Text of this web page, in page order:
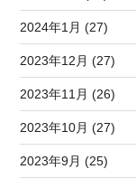
2024年1月 (27)
2023年12月 (27)
2023年11月 (26)
2023年10月 (27)
2023年9月 (25)